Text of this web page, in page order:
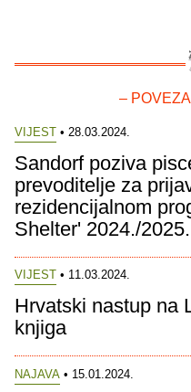
–
VIJEST • 28.03.2024.
Sandorf poziva
prevoditelje za
rezidencijalnom
Shelter' 2024./2025.
VIJEST • 11.03.2024.
Hrvatski nastup na
knjiga
NAJAVA • 15.01.2024.